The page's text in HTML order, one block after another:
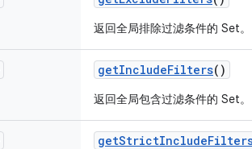
返回全局排除过滤条件的 Set。
getIncludeFilters()
返回全局包含过滤条件的 Set。
getStrictInclude